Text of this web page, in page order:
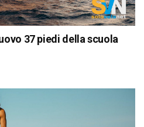
37 piedi della scuola